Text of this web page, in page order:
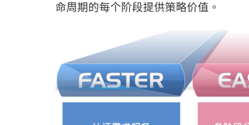
命周期的每个阶段提供策略价值。